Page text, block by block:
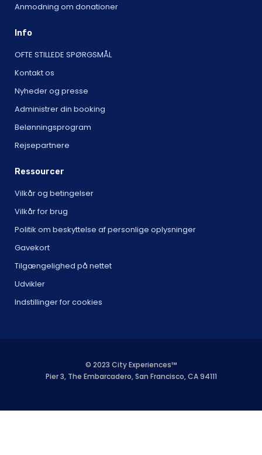
Anmodning om donationer
Info
OFTE STILLEDE SPØRGSMÅL
Kontakt os
Nyheder og presse
Administrer din booking
Belønningsprogram
Rejsepartnere
Ressourcer
Vilkår og betingelser
Vilkår for brug
Politik om beskyttelse af personlige oplysninger
Gavekort
Tilgængelighed på nettet
Udvikler
Indstillinger for cookies
© 2023 City Experiences™
Pier 3, The Embarcadero, San Francisco, CA 94111